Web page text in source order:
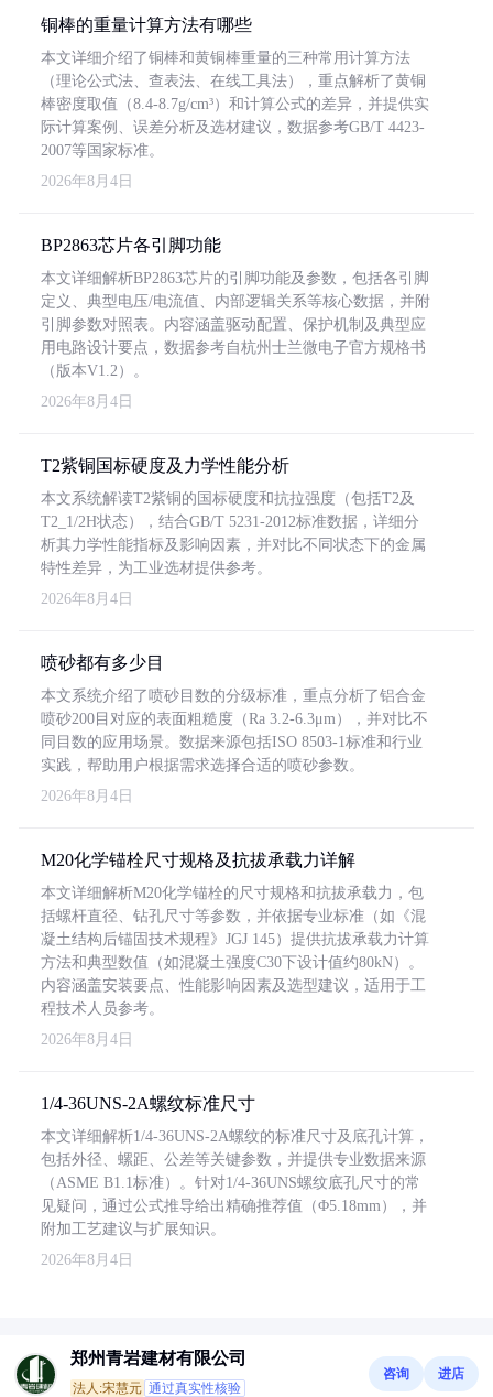
铜棒的重量计算方法有哪些
本文详细介绍了铜棒和黄铜棒重量的三种常用计算方法
（理论公式法、查表法、在线工具法），重点解析了黄铜
棒密度取值（8.4-8.7g/cm³）和计算公式的差异，并提供实
际计算案例、误差分析及选材建议，数据参考GB/T 4423-
2007等国家标准。
2026年8月4日
BP2863芯片各引脚功能
本文详细解析BP2863芯片的引脚功能及参数，包括各引脚
定义、典型电压/电流值、内部逻辑关系等核心数据，并附
引脚参数对照表。内容涵盖驱动配置、保护机制及典型应
用电路设计要点，数据参考自杭州士兰微电子官方规格书
（版本V1.2）。
2026年8月4日
T2紫铜国标硬度及力学性能分析
本文系统解读T2紫铜的国标硬度和抗拉强度（包括T2及
T2_1/2H状态），结合GB/T 5231-2012标准数据，详细分
析其力学性能指标及影响因素，并对比不同状态下的金属
特性差异，为工业选材提供参考。
2026年8月4日
喷砂都有多少目
本文系统介绍了喷砂目数的分级标准，重点分析了铝合金
喷砂200目对应的表面粗糙度（Ra 3.2-6.3μm），并对比不
同目数的应用场景。数据来源包括ISO 8503-1标准和行业
实践，帮助用户根据需求选择合适的喷砂参数。
2026年8月4日
M20化学锚栓尺寸规格及抗拔承载力详解
本文详细解析M20化学锚栓的尺寸规格和抗拔承载力，包
括螺杆直径、钻孔尺寸等参数，并依据专业标准（如《混
凝土结构后锚固技术规程》JGJ 145）提供抗拔承载力计算
方法和典型数值（如混凝土强度C30下设计值约80kN）。
内容涵盖安装要点、性能影响因素及选型建议，适用于工
程技术人员参考。
2026年8月4日
1/4-36UNS-2A螺纹标准尺寸
本文详细解析1/4-36UNS-2A螺纹的标准尺寸及底孔计算，
包括外径、螺距、公差等关键参数，并提供专业数据来源
（ASME B1.1标准）。针对1/4-36UNS螺纹底孔尺寸的常
见疑问，通过公式推导给出精确推荐值（Φ5.18mm），并
附加工艺建议与扩展知识。
2026年8月4日
郑州青岩建材有限公司
法人:宋慧元 通过真实性核验
咨询 进店